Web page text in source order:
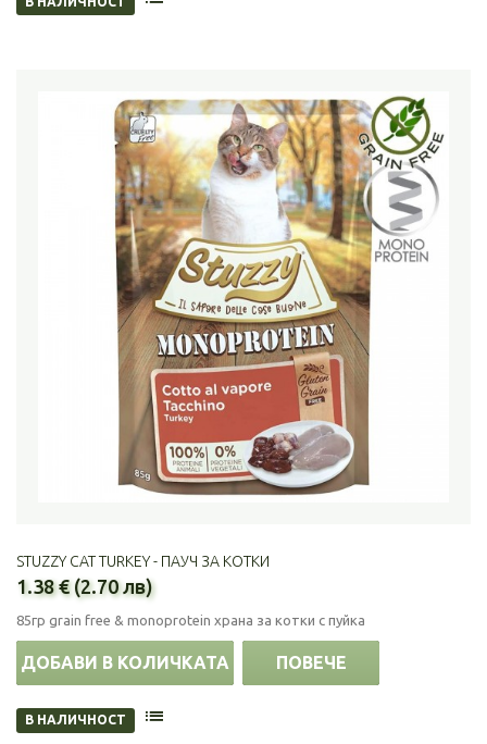
STUZZY CAT TURKEY - ПАУЧ ЗА КОТКИ
1.38 € (2.70 лв)
85гр grain free & monoprotein храна за котки с пуйка
ДОБАВИ В КОЛИЧКАТА ПОВЕЧЕ
В НАЛИЧНОСТ